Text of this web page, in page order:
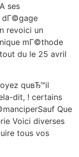
ses
dГ©gage
revoici un
mГ©thode
du le 25 avril
quвЂ™il
dit, ! certains
Que
Voici diverses
tous vos